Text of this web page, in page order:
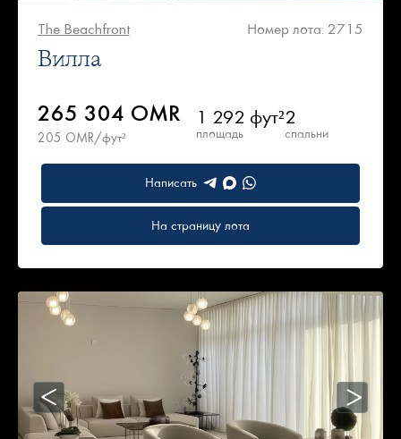
The Beachfront Номер лота: 2715
Вилла
265 304 OMR
205 OMR/фут²
1 292 фут²
площадь
2
спальни
Написать
На страницу лота